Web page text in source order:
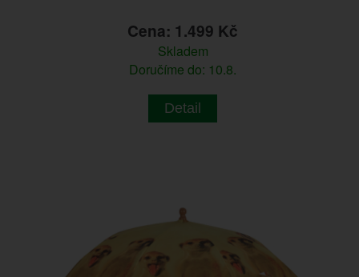
Cena: 1.499 Kč
Skladem
Doručíme do: 10.8.
Detail